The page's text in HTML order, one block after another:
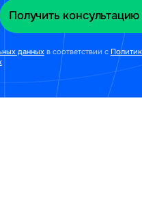
данныхв соответствии с